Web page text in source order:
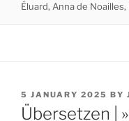
Éluard, Anna de
POSTED
ON
5 JANUARY 2025 BY
Übersetzen |